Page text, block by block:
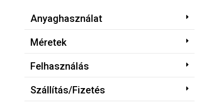
Anyaghasználat
Méretek
Felhasználás
Szállítás/Fizetés